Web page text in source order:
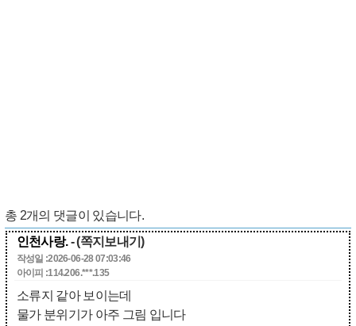
총 2개의 댓글이 있습니다.
인천사랑.- (쪽지보내기)
작성일 :2026-06-28 07:03:46
아이피 :114.206.***.135
소류지 같아 보이는데
물가 분위기가 아주 그림 입니다